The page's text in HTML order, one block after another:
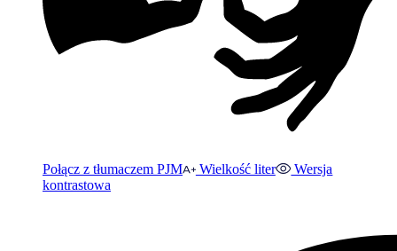
Połącz z tłumaczem PJM Wielkość liter
Wersja
kontrastowa